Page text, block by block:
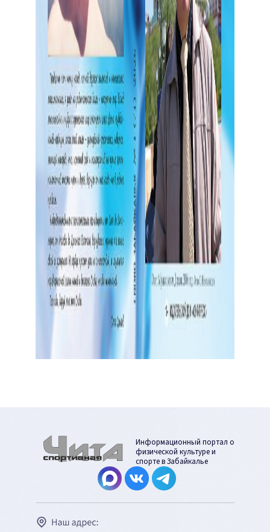
Информационный портал о
физической культуре и
спорте в Забайкалье